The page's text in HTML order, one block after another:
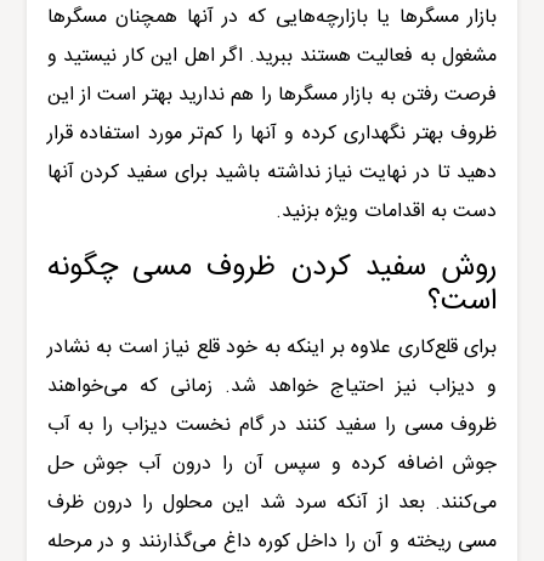
بازار مسگرها یا بازارچه‌هایی که در آنها همچنان مسگرها
مشغول به فعالیت هستند ببرید. اگر اهل این کار نیستید و
فرصت رفتن به بازار مسگرها را هم ندارید بهتر است از این
ظروف بهتر نگهداری کرده و آنها را کم‌تر مورد استفاده قرار
دهید تا در نهایت نیاز نداشته باشید برای سفید کردن آنها
دست به اقدامات ویژه بزنید.
روش سفید کردن ظروف مسی چگونه
است؟
برای قلع‌کاری علاوه بر اینکه به خود قلع نیاز است به نشادر
و دیزاب نیز احتیاج خواهد شد. زمانی که می‌خواهند
ظروف مسی را سفید کنند در گام نخست دیزاب را به آب
جوش اضافه کرده و سپس آن را درون آب جوش حل
می‌کنند. بعد از آنکه سرد شد این محلول را درون ظرف
مسی ریخته و آن را داخل کوره داغ می‌گذارنند و در مرحله